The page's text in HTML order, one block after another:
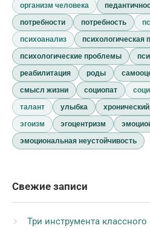
организм человека
потребности
потребность
психоанализ
психологическая
психологические проблемы
реабилитация
роды
смысл жизни
социопат
талант
улыбка
эгоизм
эгоцентризм
эмоциональная неустойчивость
Свежие записи
Три инструмента